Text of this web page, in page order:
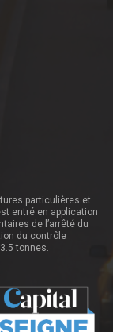
particulières et
entré en application
de l’arrêté du
du contrôle
tonnes.